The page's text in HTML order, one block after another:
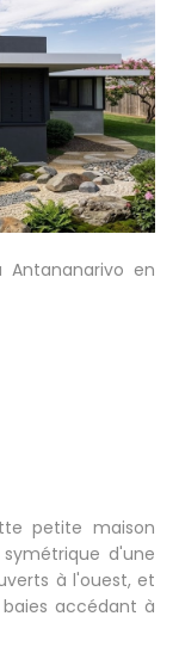
en
petite maison
d'une
à l'ouest, et
accédant à